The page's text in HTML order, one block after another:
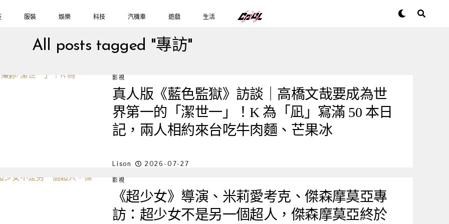
服裝 娛樂 科技 汽機車 遊戲 生活
All posts tagged "專訪"
影視
真人版《藍色監獄》訪談｜高橋文哉要成為世
界第一的「潔世一」！K 為「凪」寫滿 50 本日
記，兩人相約來台吃牛肉麵、芒果冰
Lison 2026-07-27
影視
《超少女》導演、米莉愛考克、傑森摩莫亞專
訪：超少女不是另一個超人，傑森摩莫亞終於